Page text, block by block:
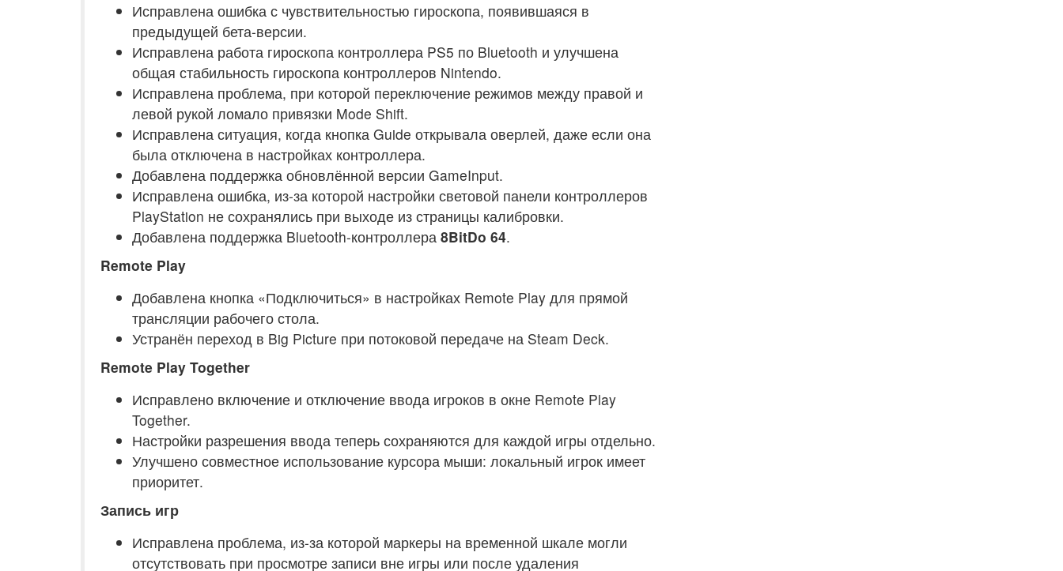
Исправлена ошибка с чувствительностью гироскопа, появившаяся в
предыдущей бета-версии.
Исправлена работа гироскопа контроллера PS5 по Bluetooth и улучшена
общая стабильность гироскопа контроллеров Nintendo.
Исправлена проблема, при которой переключение режимов между правой и
левой рукой ломало привязки Mode Shift.
Исправлена ситуация, когда кнопка Guide открывала оверлей, даже если она
была отключена в настройках контроллера.
Добавлена поддержка обновлённой версии GameInput.
Исправлена ошибка, из-за которой настройки световой панели контроллеров
PlayStation не сохранялись при выходе из страницы калибровки.
Добавлена поддержка Bluetooth-контроллера 8BitDo 64.
Remote Play
Добавлена кнопка «Подключиться» в настройках Remote Play для прямой
трансляции рабочего стола.
Устранён переход в Big Picture при потоковой передаче на Steam Deck.
Remote Play Together
Исправлено включение и отключение ввода игроков в окне Remote Play
Together.
Настройки разрешения ввода теперь сохраняются для каждой игры отдельно.
Улучшено совместное использование курсора мыши: локальный игрок имеет
приоритет.
Запись игр
Исправлена проблема, из-за которой маркеры на временной шкале могли
отсутствовать при просмотре записи вне игры или после удаления